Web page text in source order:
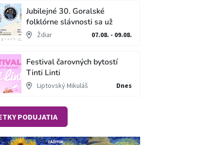
Jubilejné 30. Goralské
folklórne slávnosti sa už
blížiaŽdiar 07.08. - 09.08.
Festival čarovných bytostí
Tinti Linti
Liptovský Mikuláš Dnes
PODUJATIA